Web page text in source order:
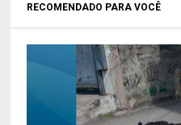
RECOMENDADO PARA VOCÊ